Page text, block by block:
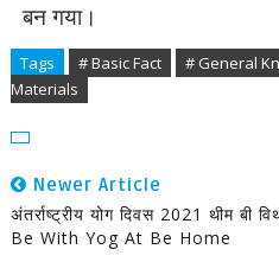
बन गया।
Tags # Basic Fact # General
Materials
Newer Article
अंतर्राष्ट्रीय योग दिवस 2021 थीम बी
Be With Yog At Be Home